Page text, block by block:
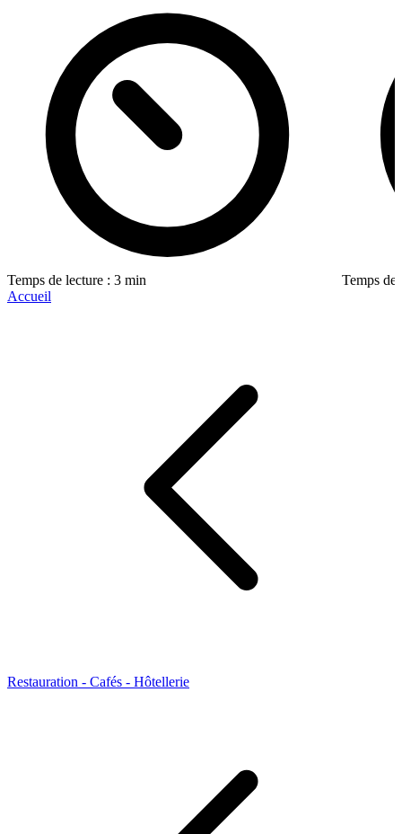
Temps de lecture : 3 min
Temps de
Accueil
Restauration - Cafés - Hôtellerie